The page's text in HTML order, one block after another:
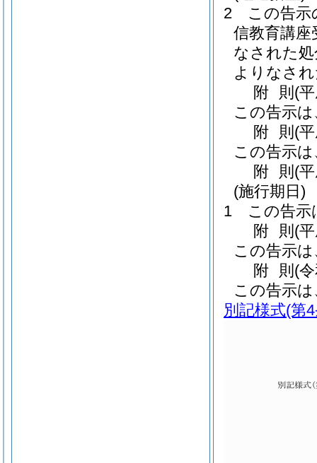
2
この告示
信教育講座
なされた
よりなさ
附 則 (
この告示
附 則 (
この告示
附 則 (
(施行期日)
1
この告示
附 則 (
この告示
附 則 (
この告示
別記様式(第